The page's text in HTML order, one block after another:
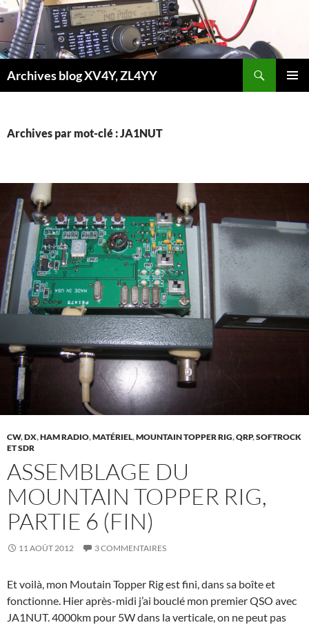
Aller
au
contenu
Archives blog XV4Y, ZL4YY
Archives par mot-clé : JA1NUT
CW,DX,HAM RADIO,MATÉRIEL,MOUNTAIN TOPPER RIG,QRP,SOFTROCK
ET SDR
ASSEMBLAGE DU
MOUNTAIN TOPPER RIG,
PARTIE 6 (FIN)
11 AOÛT 2012 3 COMMENTAIRES
Et voilà, mon Moutain Topper Rig est fini, dans sa boîte et
fonctionne. Hier après-midi j’ai bouclé mon premier QSO avec
JA1NUT. 4000km pour 5W dans la verticale, on ne peut pas